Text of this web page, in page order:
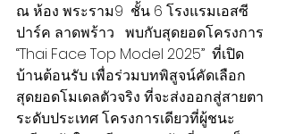
ณ ห้อง พระราม9  ชั้น 6 โรงแรมเอสซี
ปาร์ค ลาดพร้าว   พบกับสุดยอดโครงการ
“Thai Face Top Model 2025”  ที่เปิด
บ้านต้อนรับ เพื่อร่วมบทพิสูจน์คัดเลือก
สุดยอดโมเดลตัวจริง ที่จะส่งออกสู่สายตา
ระดับประเทศ โครงการเดียวที่ผู้ชนะ